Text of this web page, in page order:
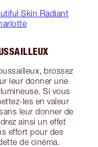
Skin Radiant
brossez
leur donner une
Si vous
les en valeur
leur donner de
ainsi un effet
effort pour des
de cinéma.